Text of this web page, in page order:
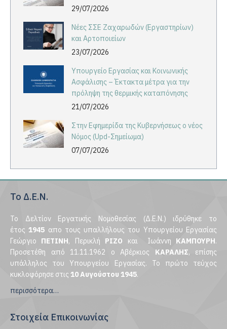
29/07/2026
Νέες ΣΣΕ Ζαχαρωδών (Εργαστηρίων)
και Αρτοποιείων
23/07/2026
Υπουργείο Εργασίας και Κοινωνικής
Ασφάλισης – Έκτακτα μέτρα για την
πρόληψη της θερμικής καταπόνησης
21/07/2026
Στην Εφημερίδα της Κυβερνήσεως ο νέος
Νόμος (Upd-Σημείωμα)
07/07/2026
Το Δ.Ε.Ν.
Το Δελτίον Εργατικής Νομοθεσίας (Δ.Ε.Ν.) ιδρύθηκε το
έτος1945 απο τους υπαλλήλους του Υπουργείου Εργασίας
Γεώργιο ΠΕΤΙΝΗ, Περικλή ΡΙΖΟ και Ιωάννη ΚΑΜΠΟΥΡΗ.
Προσετέθη από 11.11.1962 ο Αβέρκιος ΚΑΡΑΛΗΣ, επίσης
υπάλληλος του Υπουργείου Εργασίας. Το πρώτο τεύχος
κυκλοφόρησε στις 10 Αυγούστου 1945.
περισσότερα…
Στοιχεία Επικοινωνίας